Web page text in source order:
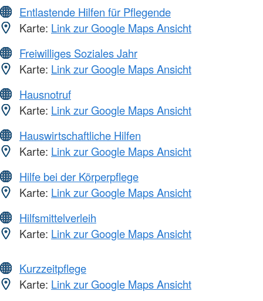
Entlastende Hilfen für Pflegende
Karte: Link zur Google Maps Ansicht
Freiwilliges Soziales Jahr
Karte: Link zur Google Maps Ansicht
Hausnotruf
Karte: Link zur Google Maps Ansicht
Hauswirtschaftliche Hilfen
Karte: Link zur Google Maps Ansicht
Hilfe bei der Körperpflege
Karte: Link zur Google Maps Ansicht
Hilfsmittelverleih
Karte: Link zur Google Maps Ansicht
Kurzzeitpflege
Karte: Link zur Google Maps Ansicht